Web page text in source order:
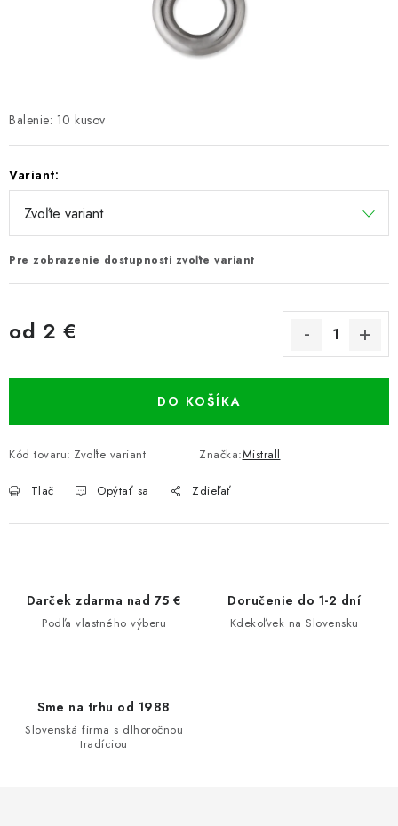
PRÚTY
KONTAKTY
Navštívte našu predajňu vo Dvoroch nad Žitavou »
Balenie: 10 kusov
Variant:
Pre zobrazenie dostupnosti zvoľte variant
od 2 €
DO KOŠÍKA
Kód tovaru: Zvoľte variant Značka:Mistrall
Tlač Opýtať sa Zdieľať
Darček zdarma nad 75 €
Podľa vlastného výberu
Doručenie do 1-2 dní
Kdekoľvek na Slovensku
Sme na trhu od 1988
Slovenská firma s dlhoročnou
tradíciou